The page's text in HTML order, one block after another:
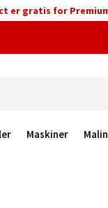
er gratis for
Maskiner